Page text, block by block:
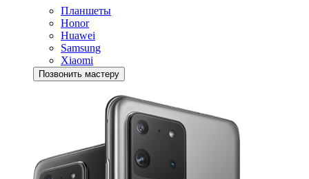
Планшеты
Honor
Huawei
Samsung
Xiaomi
Позвонить мастеру